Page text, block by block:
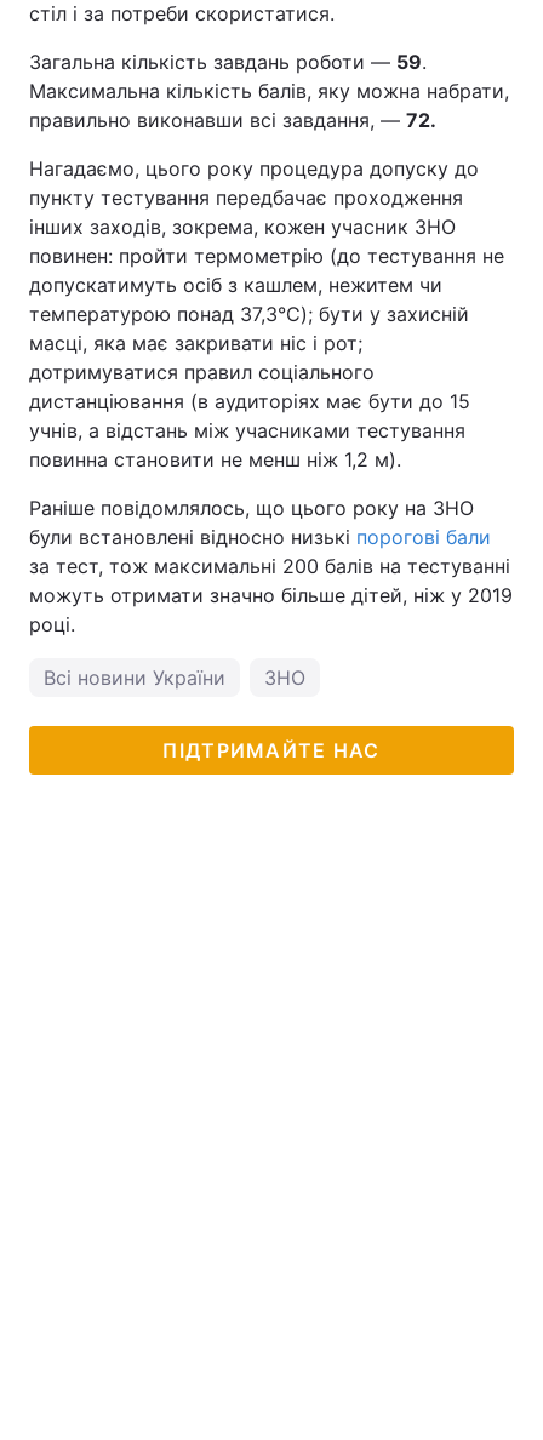
стіл і за потреби скористатися.
Загальна кількість завдань роботи — 59.
Максимальна кількість балів, яку можна набрати,
правильно виконавши всі завдання, — 72.
Нагадаємо, цього року процедура допуску до
пункту тестування передбачає проходження
інших заходів, зокрема, кожен учасник ЗНО
повинен: пройти термометрію (до тестування не
допускатимуть осіб з кашлем, нежитем чи
температурою понад 37,3°C); бути у захисній
масці, яка має закривати ніс і рот;
дотримуватися правил соціального
дистанціювання (в аудиторіях має бути до 15
учнів, а відстань між учасниками тестування
повинна становити не менш ніж 1,2 м).
Раніше повідомлялось, що цього року на ЗНО
були встановлені відносно низькі порогові бали
за тест, тож максимальні 200 балів на тестуванні
можуть отримати значно більше дітей, ніж у 2019
році.
Всі новини України ЗНО
ПІДТРИМАЙТЕ НАС